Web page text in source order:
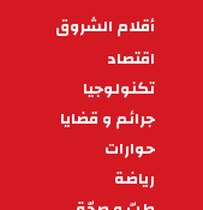
PIED
DE
PAGE
أقلام الشروق
اقتصاد
تكنولوجيا
جرائم و قضايا
حوارات
رياضة